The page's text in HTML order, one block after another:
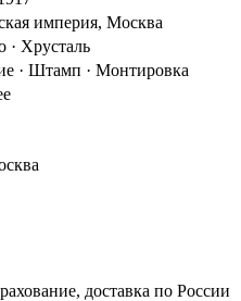
империя, Москва
· Хрусталь
· Штамп · Монтировка
доставка по России